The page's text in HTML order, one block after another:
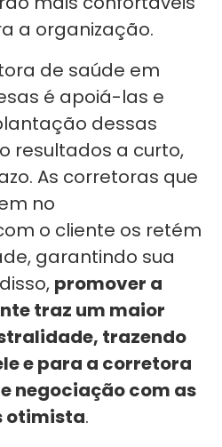
a organização.
de saúde em
é apoiá-las e
dessas
resultados a curto,
As corretoras que
no
o cliente os retém
garantindo sua
promover a
traz um maior
trazendo
e para a corretora
negociação com as
otimista.